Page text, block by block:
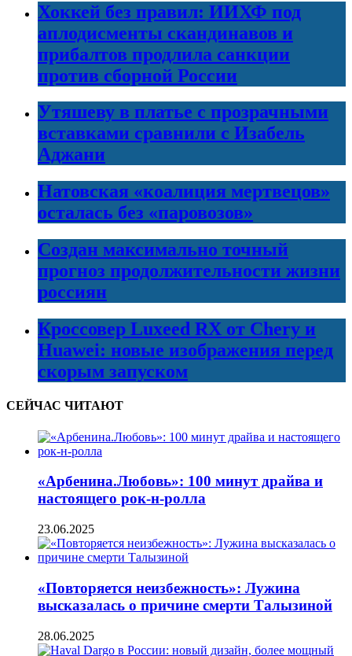
Хоккей без правил: ИИХФ под
аплодисменты скандинавов и
прибалтов продлила санкции
против сборной России
Утяшеву в платье с прозрачными
вставками сравнили с Изабель
Аджани
Натовская «коалиция мертвецов»
осталась без «паровозов»
Создан максимально точный
прогноз продолжительности жизни
россиян
Кроссовер Luxeed RX от Chery и
Huawei: новые изображения перед
скорым запуском
СЕЙЧАС ЧИТАЮТ
«Арбенина.Любовь»: 100 минут драйва и
настоящего рок-н-ролла
23.06.2025
«Повторяется неизбежность»: Лужина
высказалась о причине смерти Талызиной
28.06.2025